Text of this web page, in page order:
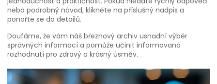
nebo podrobný návod, klikněte na příslušný nadpis a
ponořte se do detailů.
Doufáme, že vám náš březnový archiv usnadní výběr
správných informací a pomůže učinit informovaná
rozhodnutí pro zdravý a krásný úsměv.